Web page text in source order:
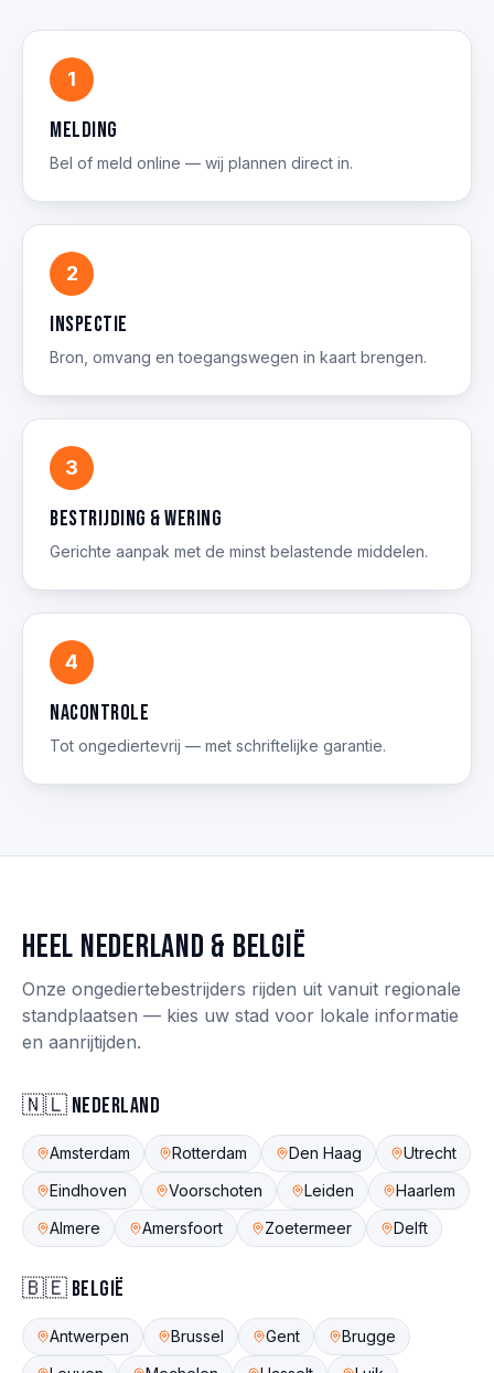
1
Melding
Bel of meld online — wij plannen direct in.
2
Inspectie
Bron, omvang en toegangswegen in kaart brengen.
3
Bestrijding & wering
Gerichte aanpak met de minst belastende middelen.
4
Nacontrole
Tot ongediertevrij — met schriftelijke garantie.
Heel Nederland & België
Onze ongediertebestrijders rijden uit vanuit regionale
standplaatsen — kies uw stad voor lokale informatie
en aanrijtijden.
🇳🇱 Nederland
Amsterdam Rotterdam Den Haag
Utrecht
Eindhoven
Voorschoten Leiden
Haarlem
Almere
Amersfoort Zoetermeer Delft
🇧🇪 België
Antwerpen Brussel Gent
Brugge